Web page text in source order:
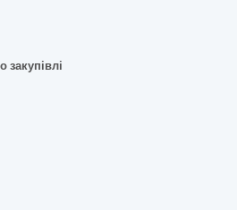
закупівлі